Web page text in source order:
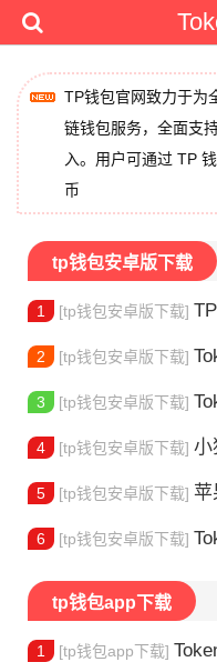
TP钱包官网致力于为
链钱包服务，全面支
入。用户可通过 TP
币
tp钱包安卓版下载
1 [tp钱包安卓版下载]
2 [tp钱包安卓版下载]
3 [tp钱包安卓版下载]
4 [tp钱包安卓版下载] 小
5 [tp钱包安卓版下载] 苹
6 [tp钱包安卓版下载]
tp钱包app下载
1 [tp钱包app下载]